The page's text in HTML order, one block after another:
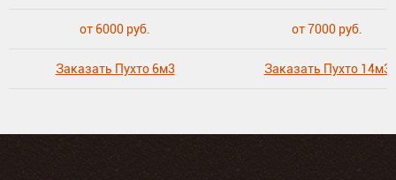
от 6000 руб. от 7000 руб.
Заказать Пухто 6м3 Заказать Пухто 14м3